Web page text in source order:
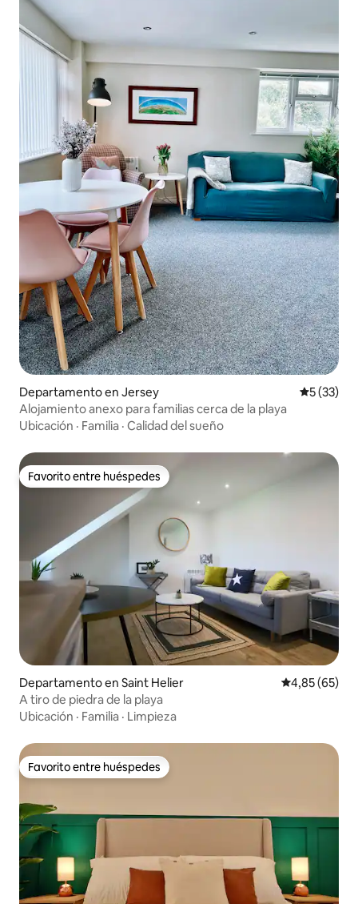
Departamento en Jersey
5 (33)
Alojamiento anexo para familias cerca de la playa
Ubicación · Familia · Calidad del sueño
Favorito entre huéspedes
Favorito entre huéspedes
Departamento en Saint Helier Calificación
4,85 (65)
A tiro de piedra de la playa
Ubicación · Familia · Limpieza
Favorito entre huéspedes
Favorito entre huéspedes